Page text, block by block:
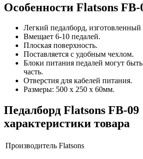
Особенности Flatsons FB-
Легкий педалборд, изготовленный
Вмещает 6-10 педалей.
Плоская поверхность.
Поставляется с удобным чехлом.
Блоки питания педалей могут
часть.
Отверстия для кабелей питания.
Размеры: 500 х 250 х 60мм.
Педалборд Flatsons FB-09
характеристики товара
Производитель Flatsons